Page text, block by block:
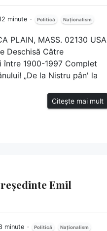
minute Politică Naționalism
PLAIN, MASS. 02130 USA
Deschisă Către
între 1900-1997 Complet
„De la Nistru pân' la
Citește mai mult
Emil
minute Politică Naționalism